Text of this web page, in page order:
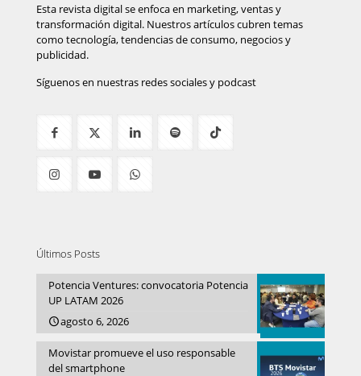
Esta revista digital se enfoca en marketing, ventas y
transformación digital. Nuestros artículos cubren temas
como tecnología, tendencias de consumo, negocios y
publicidad.
Síguenos en nuestras redes sociales y podcast
Últimos Posts
Potencia Ventures: convocatoria Potencia
UP LATAM 2026
agosto 6, 2026
Movistar promueve el uso responsable
del smartphone